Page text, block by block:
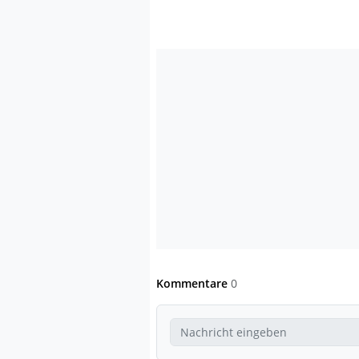
Kommentare 0